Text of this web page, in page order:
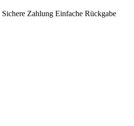
Sichere Zahlung Einfache Rückgabe